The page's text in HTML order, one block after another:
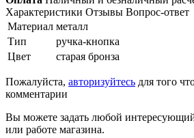
Характеристики Отзывы Вопрос-ответ
Материал металл
Тип
ручка-кнопка
Цвет
старая бронза
Пожалуйста, авторизуйтесь для того
комментарии
Вы можете задать любой
или работе магазина.